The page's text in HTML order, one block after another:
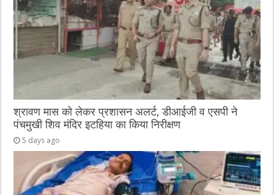
श्रावण मास को लेकर प्रशासन अलर्ट, डीआईजी व एसपी ने
पंचमुखी शिव मंदिर इटहिया का किया निरीक्षण
5 days ago